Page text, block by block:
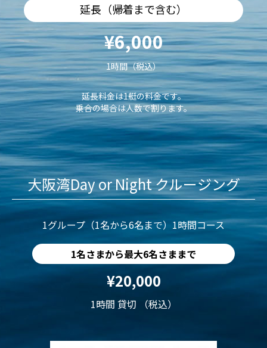
延長（帰着まで含む）
¥6,000
1時間（税込）
延長料金は1艇の料金です。
乗合の場合は人数で割ります。
大阪湾Day or Night クルージング
1グループ（1名から6名まで）1時間コース
1名さまから最大6名さままで
¥20,000
1時間 貸切 （税込）